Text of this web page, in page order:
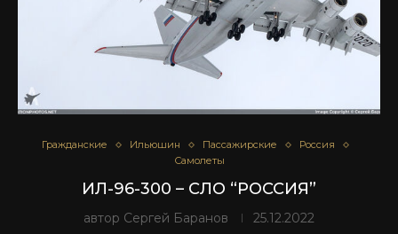
Гражданские Ильюшин Пассажирские
Россия
Самолеты
ИЛ-96-300 – СЛО “РОССИЯ”
автор Сергей Баранов 25.12.2022